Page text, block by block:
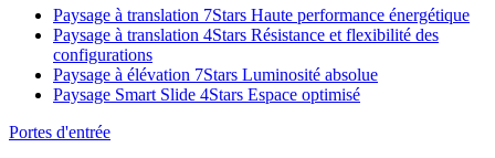
Paysage à translation 7Stars Haute performance énergétique
Paysage à translation 4Stars Résistance et flexibilité des
configurations
Paysage à élévation 7Stars Luminosité absolue
Paysage Smart Slide 4Stars Espace optimisé
Portes d'entrée